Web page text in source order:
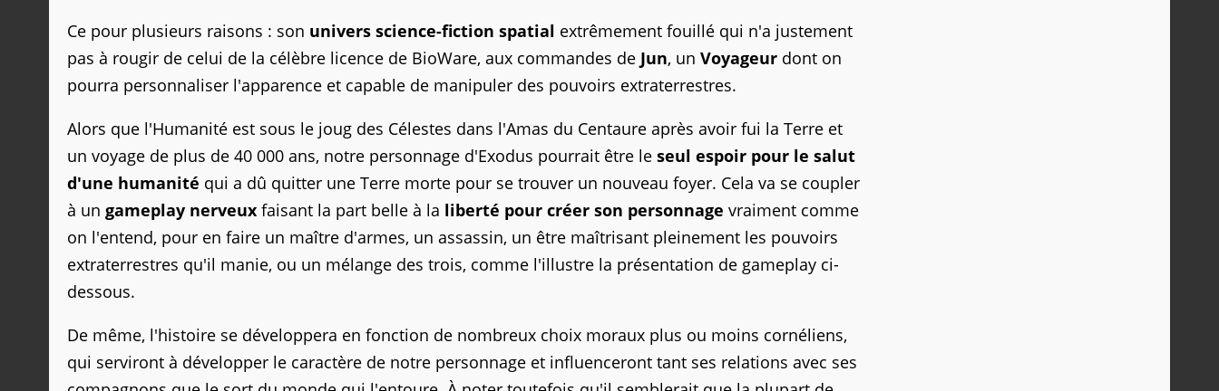
Ce pour plusieurs raisons : son univers science-fiction spatial extrêmement fouillé qui n'a justement
pas à rougir de celui de la célèbre licence de BioWare, aux commandes de Jun, un Voyageur dont on
pourra personnaliser l'apparence et capable de manipuler des pouvoirs extraterrestres.
Alors que l'Humanité est sous le joug des Célestes dans l'Amas du Centaure après avoir fui la Terre et
un voyage de plus de 40 000 ans, notre personnage d'Exodus pourrait être le seul espoir pour le salut
d'une humanité qui a dû quitter une Terre morte pour se trouver un nouveau foyer. Cela va se coupler
à un gameplay nerveux faisant la part belle à la liberté pour créer son personnage vraiment comme
on l'entend, pour en faire un maître d'armes, un assassin, un être maîtrisant pleinement les pouvoirs
extraterrestres qu'il manie, ou un mélange des trois, comme l'illustre la présentation de gameplay ci-
dessous.
De même, l'histoire se développera en fonction de nombreux choix moraux plus ou moins cornéliens,
qui serviront à développer le caractère de notre personnage et influenceront tant ses relations avec ses